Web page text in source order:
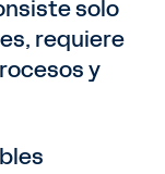
solo
requiere
y